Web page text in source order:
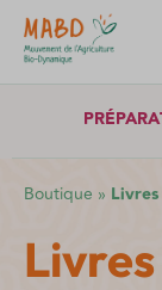
Panneau de
Boutique » Livres
Livres